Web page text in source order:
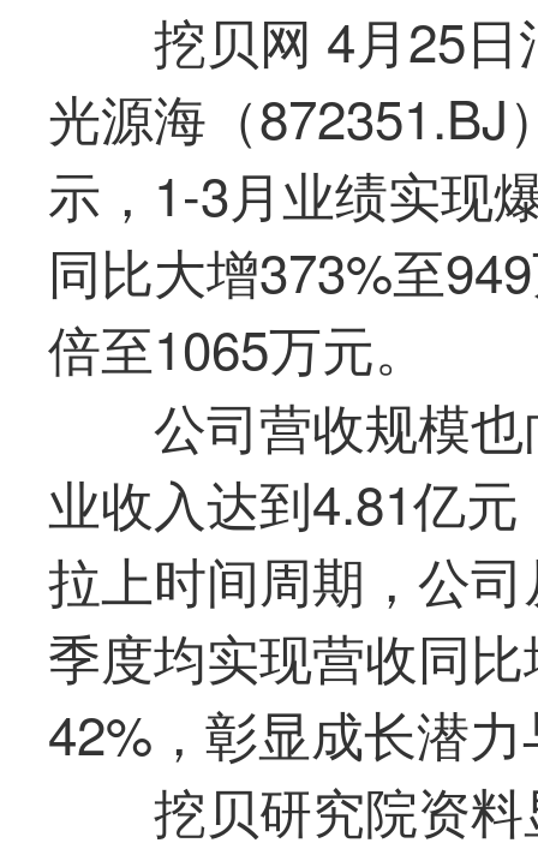
挖贝网 4月25
光源海（872351.BJ
示，1-3月业绩实现
同比大增373%至
倍至1065万元。
公司营收规模
业收入达到4.81亿
拉上时间周期，公
季度均实现营收同
42%，彰显成长潜
挖贝研究院资